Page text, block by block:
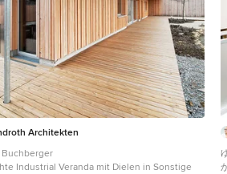
Architekten
Industrial Veranda mit Dielen in Sonstige